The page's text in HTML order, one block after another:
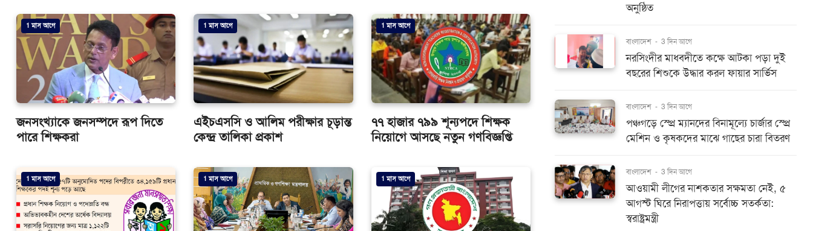
1 মাস আগে
জনসংখ্যাকে জনসম্পদে রূপ দিতে
পারে শিক্ষকরা
1 মাস আগে
এইচএসসি ও আলিম পরীক্ষার চূড়ান্ত
কেন্দ্র তালিকা প্রকাশ
1 মাস আগে
৭৭ হাজার ৭৯৯ শূন্যপদে শিক্ষক
নিয়োগে আসছে নতুন গণবিজ্ঞপ্তি
1 মাস আগে 1 মাস আগে 1 মাস আগে
অনুষ্ঠিত
বাংলাদেশ - 3 দিন আগে
নরসিংদীর মাধবদীতে কক্ষে আটকা পড়া দুই
বছরের শিশুকে উদ্ধার করল ফায়ার সার্ভিস
বাংলাদেশ - 3 দিন আগে
পঞ্চগড়ে স্প্রে ম্যানদের বিনামূল্যে চার্জার স্প্রে
মেশিন ও কৃষকদের মাঝে গাছের চারা বিতরণ
বাংলাদেশ - 3 দিন আগে
আওয়ামী লীগের নাশকতার সক্ষমতা নেই, ৫
আগস্ট ঘিরে নিরাপত্তায় সর্বোচ্চ সতর্কতা:
স্বরাষ্ট্রমন্ত্রী